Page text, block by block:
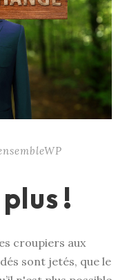
!
croupiers aux
sont jetés, que le